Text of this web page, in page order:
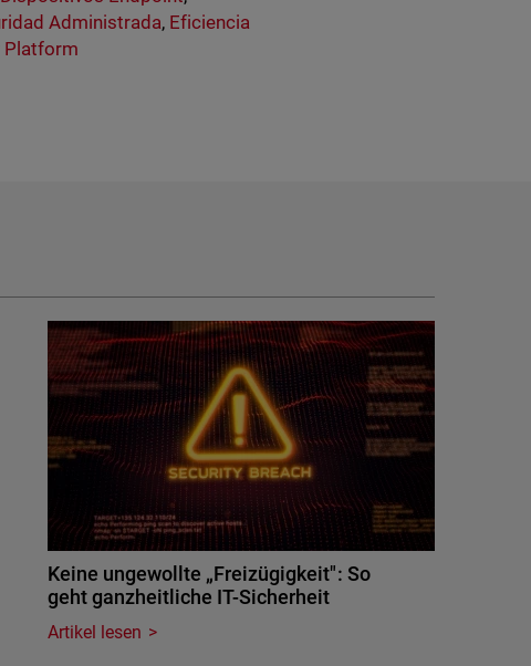
Administrada, Eficiencia
Platform
Keine ungewollte „Freizügigkeit": So
geht ganzheitliche IT-Sicherheit
Artikel lesen